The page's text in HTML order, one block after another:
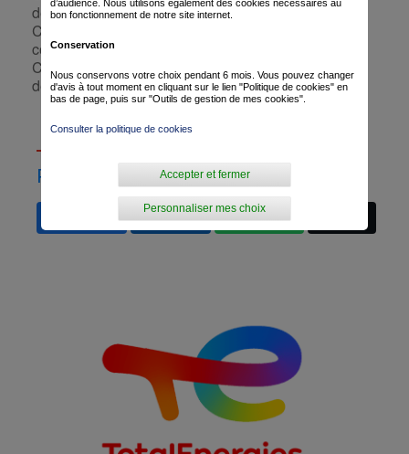
deuxième édition de l’Andorra Morabanc Clàssica.
Cette dernière semaine de compétition viendra
conclure le bloc de courses précédant les
Championnats de France, l’un des objectifs majeurs
de la saison pour le Team TotalEnergies.
PARTAGER
LinkedIn Whatsapp
d’audience. Nous utilisons également des cookies nécessaires au
bon fonctionnement de notre site internet.
Conservation
Nous conservons votre choix pendant 6 mois. Vous pouvez changer
d'avis à tout moment en cliquant sur le lien "Politique de cookies" en
bas de page, puis sur "Outils de gestion de mes cookies".
Consulter la politique de cookies
Personnaliser mes choix
Accepter et fermer